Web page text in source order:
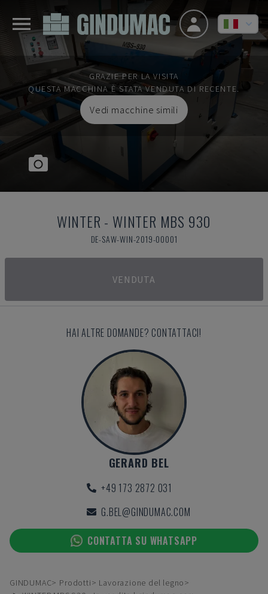
GRAZIE PER LA VISITA
QUESTA MACCHINA È STATA VENDUTA DI RECENTE.
Vedi macchine simili
WINTER - WINTER MBS 930
DE-SAW-WIN-2019-00001
VENDUTA
HAI ALTRE DOMANDE? CONTATTACI!
GERARD BEL
+49 173 2872 031
G.BEL@GINDUMAC.COM
CONTATTA SU WHATSAPP
GINDUMAC Prodotti
Lavorazione del legno